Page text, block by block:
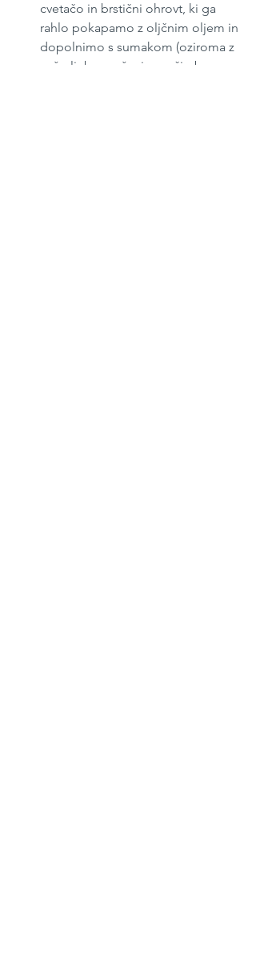
cvetačo in brstični ohrovt, ki ga
rahlo pokapamo z oljčnim oljem in
dopolnimo s sumakom (oziroma z
našo ljubo mešanico začimb,